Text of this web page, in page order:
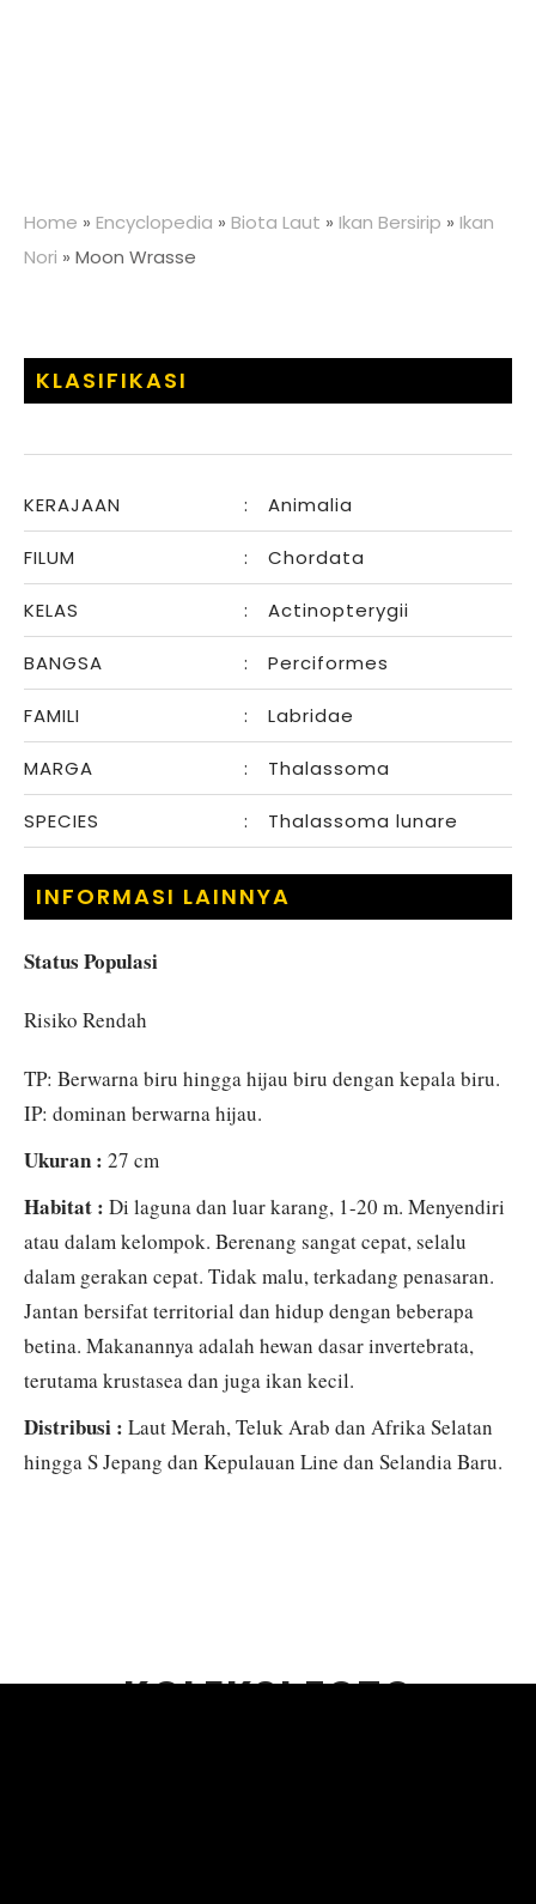
Home » Encyclopedia » Biota Laut » Ikan Bersirip » Ikan
Nori » Moon Wrasse
TP: Berwarna biru hingga hijau biru dengan kepala biru.
IP: dominan berwarna hijau.
Ukuran : 27 cm
Habitat : Di laguna dan luar karang, 1-20 m. Menyendiri
atau dalam kelompok. Berenang sangat cepat, selalu
dalam gerakan cepat. Tidak malu, terkadang penasaran.
Jantan bersifat territorial dan hidup dengan beberapa
betina. Makanannya adalah hewan dasar invertebrata,
terutama krustasea dan juga ikan kecil.
Distribusi : Laut Merah, Teluk Arab dan Afrika Selatan
hingga S Jepang dan Kepulauan Line dan Selandia Baru.
KLASIFIKASI
KERAJAAN : Animalia
FILUM : Chordata
KELAS : Actinopterygii
BANGSA : Perciformes
FAMILI : Labridae
MARGA : Thalassoma
SPECIES : Thalassoma lunare
INFORMASI LAINNYA
Status Populasi
Risiko Rendah
KOLEKSI FOTO